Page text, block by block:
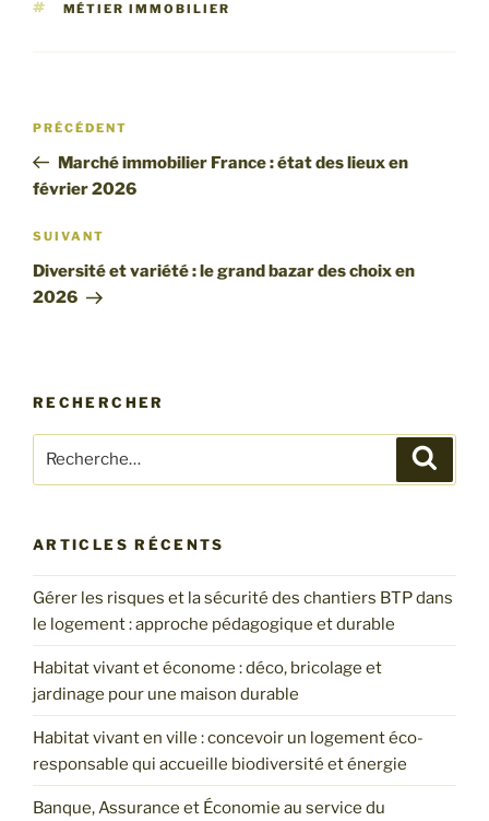
ÉTIQUETTES
MÉTIER IMMOBILIER
Navigation
l’article
Article
précédent
PRÉCÉDENT
Marché immobilier France : état des lieux en
février 2026
Article
suivant
SUIVANT
Diversité et variété : le grand bazar des choix en
2026
RECHERCHER
pour
ARTICLES RÉCENTS
Gérer les risques et la sécurité des chantiers BTP dans
le logement : approche pédagogique et durable
Habitat vivant et économe : déco, bricolage et
jardinage pour une maison durable
Habitat vivant en ville : concevoir un logement éco-
responsable qui accueille biodiversité et énergie
Banque, Assurance et Économie au service du